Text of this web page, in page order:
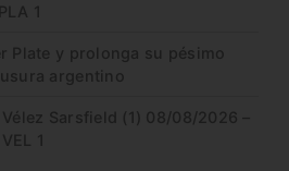
1
Plate y prolonga su pésimo
argentino
Sarsfield (1) 08/08/2026 –
1